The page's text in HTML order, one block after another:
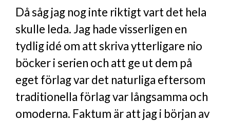
Då såg jag nog inte riktigt vart det hela
skulle leda. Jag hade visserligen en
tydlig idé om att skriva ytterligare nio
böcker i serien och att ge ut dem på
eget förlag var det naturliga eftersom
traditionella förlag var långsamma och
omoderna. Faktum är att jag i början av